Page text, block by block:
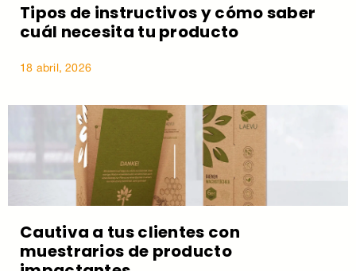
Tipos de instructivos y cómo saber
cuál necesita tu producto
18 abril, 2026
Cautiva a tus clientes con
muestrarios de producto